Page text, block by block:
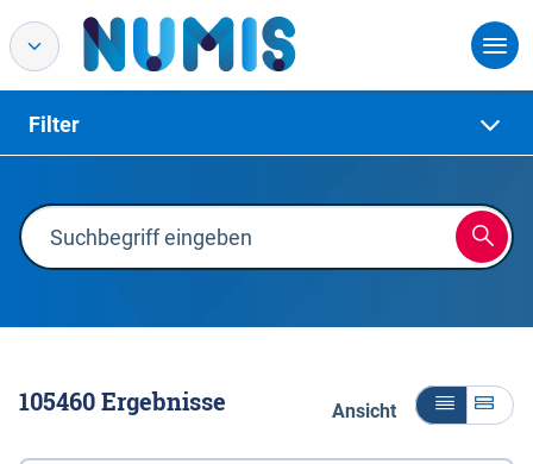
Filter
105460Ergebnisse Ansicht